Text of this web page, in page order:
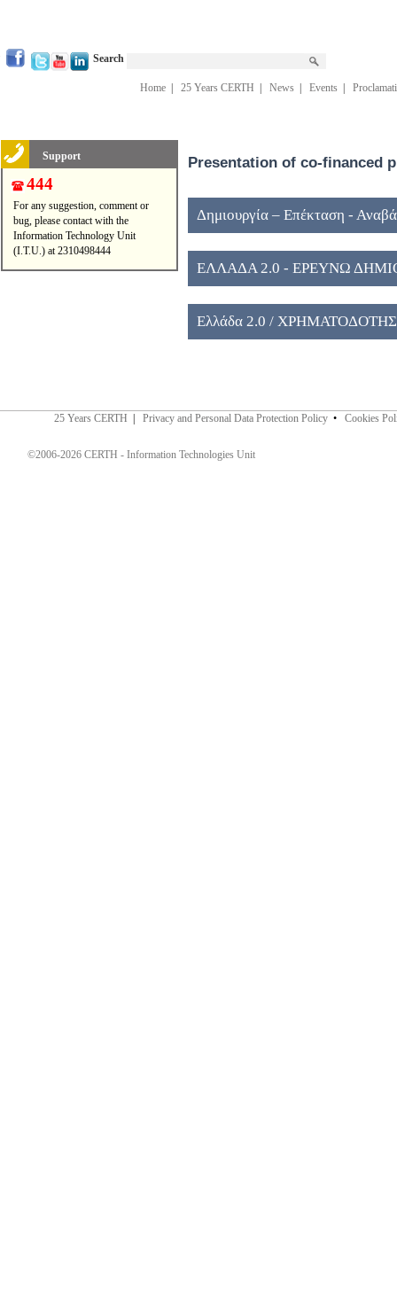
Search
Home 25 Years CERTH News Events
Support
444
For any suggestion, comment or
bug, please contact with the
Information Technology Unit
(I.T.U.) at 2310498444
Presentation of co-financed
Δημιουργία – Επέκταση -
Ερευνητικών Κέντρων
ΕΛΛΑΔΑ 2.0 - ΕΡΕΥΝΩ
Ελλάδα 2.0 /
25 Years CERTH Privacy and Personal Data Protection Policy • Cookies
©2006-2026 CERTH - Information Technologies Unit